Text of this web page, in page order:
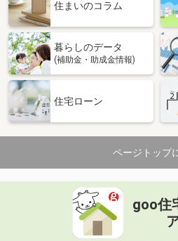
住まいのコラム
暮らしのデータ
(補助金・助成金情報)
住宅ローン
ページトップ
goo住